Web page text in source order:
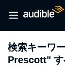
検索キーワ
Prescott"